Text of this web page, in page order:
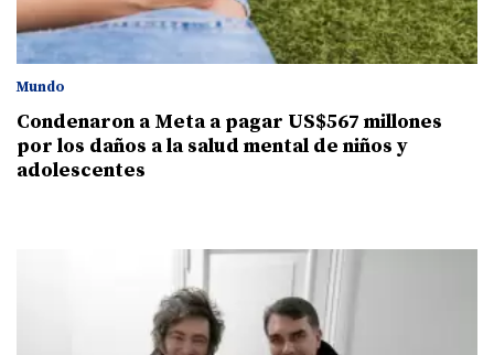
Mundo
Condenaron a Meta a pagar US$567 millones
por los daños a la salud mental de niños y
adolescentes